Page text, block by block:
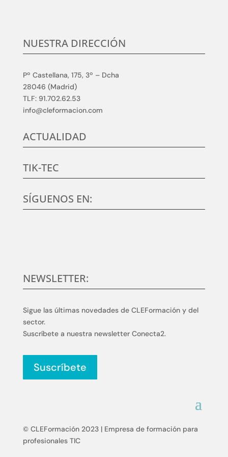
NUESTRA DIRECCIÓN
Pº Castellana, 175, 3º – Dcha
28046 (Madrid)
TLF: 91.702.62.53
info@cleformacion.com
ACTUALIDAD
TIK-TEC
SÍGUENOS EN:
NEWSLETTER:
Sigue las últimas novedades de CLEFormación y del
sector.
Suscríbete a nuestra newsletter Conecta2.
Suscríbete
© CLEFormación 2023 | Empresa de formación para
profesionales TIC